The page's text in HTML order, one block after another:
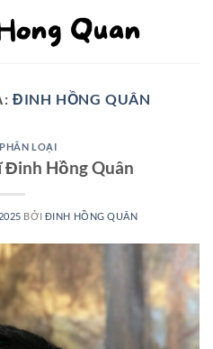
ĐINH HỒNG QUÂN
LOẠI
Đinh Hồng Quân
BỞI ĐINH HỒNG QUÂN